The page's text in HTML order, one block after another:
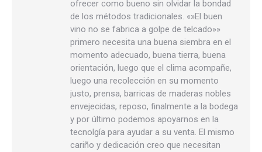
ofrecer como bueno sin olvidar la bondad
de los métodos tradicionales. «»El buen
vino no se fabrica a golpe de telcado»»
primero necesita una buena siembra en el
momento adecuado, buena tierra, buena
orientación, luego que el clima acompañe,
luego una recolección en su momento
justo, prensa, barricas de maderas nobles
envejecidas, reposo, finalmente a la bodega
y por último podemos apoyarnos en la
tecnolgía para ayudar a su venta. El mismo
cariño y dedicación creo que necesitan